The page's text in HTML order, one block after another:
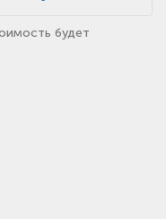
будет